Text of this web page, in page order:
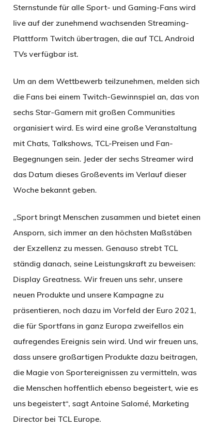
Sternstunde für alle Sport- und Gaming-Fans wird
live auf der zunehmend wachsenden Streaming-
Plattform Twitch übertragen, die auf TCL Android
TVs verfügbar ist.
Um an dem Wettbewerb teilzunehmen, melden sich
die Fans bei einem Twitch-Gewinnspiel an, das von
sechs Star-Gamern mit großen Communities
organisiert wird. Es wird eine große Veranstaltung
mit Chats, Talkshows, TCL-Preisen und Fan-
Begegnungen sein. Jeder der sechs Streamer wird
das Datum dieses Großevents im Verlauf dieser
Woche bekannt geben.
„Sport bringt Menschen zusammen und bietet einen
Ansporn, sich immer an den höchsten Maßstäben
der Exzellenz zu messen. Genauso strebt TCL
ständig danach, seine Leistungskraft zu beweisen:
Display Greatness. Wir freuen uns sehr, unsere
neuen Produkte und unsere Kampagne zu
präsentieren, noch dazu im Vorfeld der Euro 2021,
die für Sportfans in ganz Europa zweifellos ein
aufregendes Ereignis sein wird. Und wir freuen uns,
dass unsere großartigen Produkte dazu beitragen,
die Magie von Sportereignissen zu vermitteln, was
die Menschen hoffentlich ebenso begeistert, wie es
uns begeistert“, sagt Antoine Salomé, Marketing
Director bei TCL Europe.